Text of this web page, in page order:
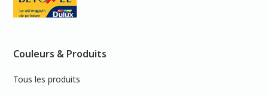
Couleurs & Produits
Tous les produits